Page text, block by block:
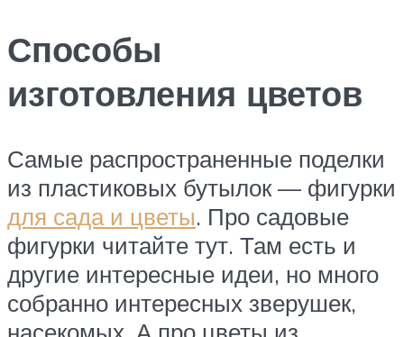
Способы
изготовления цветов
Самые распространенные поделки
из пластиковых бутылок — фигурки
для сада и цветы. Про садовые
фигурки читайте тут. Там есть и
другие интересные идеи, но много
собранно интересных зверушек,